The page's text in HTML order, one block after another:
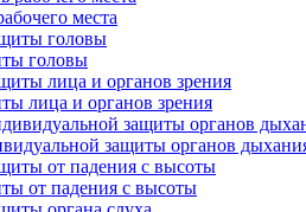
места
головы
лица и органов зрения
защиты органов
от падения с высоты